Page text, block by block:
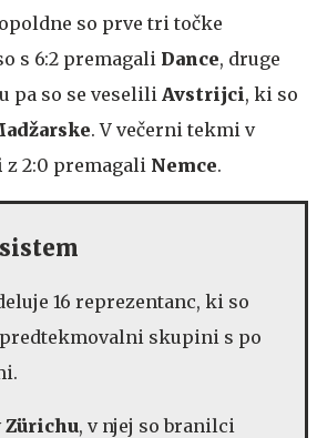
so prve tri točke
s 6:2 premagali Dance, druge
pa so se veselili Avstrijci, ki so
. V večerni tekmi v
z 2:0 premagali Nemce.
16 reprezentanc, ki so
skupini s po
Zürichu, v njej so branilci